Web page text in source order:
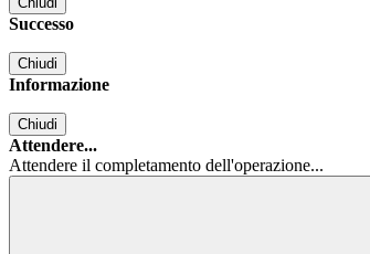
Successo
Chiudi
Informazione
Chiudi
Attendere...
Attendere il completamento dell'operazione...